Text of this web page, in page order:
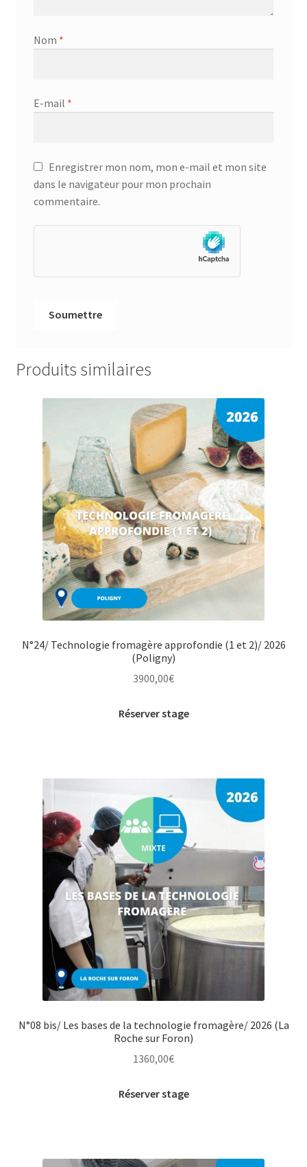
Nom *
E-mail *
Enregistrer mon nom, mon e-mail et mon site
dans le navigateur pour mon prochain
commentaire.
Produits similaires
N°24/ Technologie fromagère approfondie (1 et 2)/ 2026
(Poligny)
3900,00€
Réserver stage
N°08 bis/ Les bases de la technologie fromagère/ 2026 (La
Roche sur Foron)
1360,00€
Réserver stage